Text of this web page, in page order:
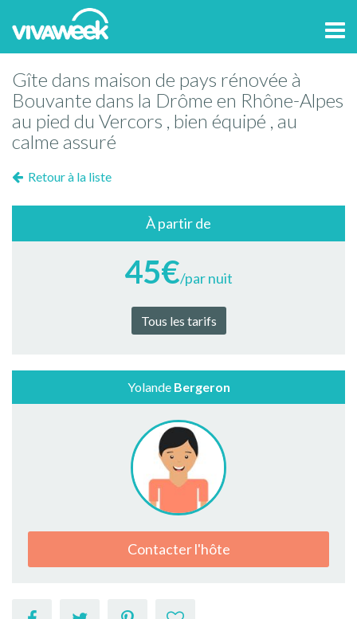
Gîte dans maison de pays rénovée à
Bouvante dans la Drôme en Rhône-Alpes
au pied du Vercors , bien équipé , au
calme assuré
Retour à la liste
À partir de
45€/par nuit
Tous les tarifs
Yolande Bergeron
Contacter l'hôte